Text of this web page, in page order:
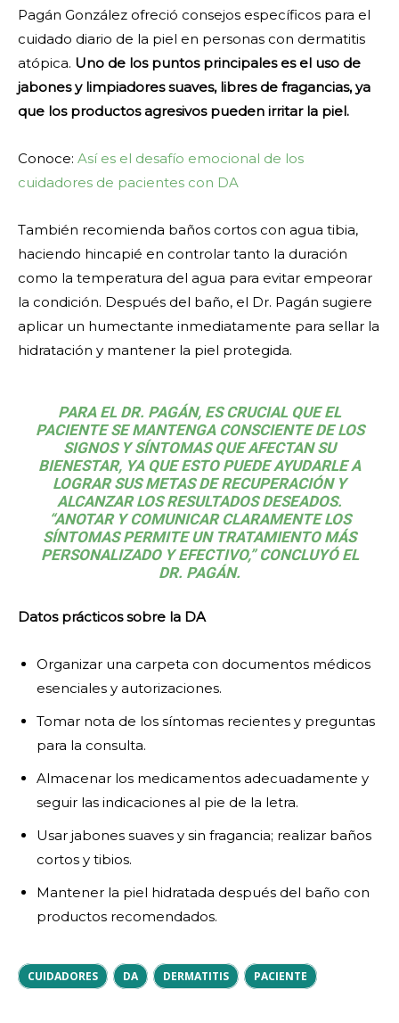
Pagán González ofreció consejos específicos para el
cuidado diario de la piel en personas con dermatitis
atópica. Uno de los puntos principales es el uso de
jabones y limpiadores suaves, libres de fragancias, ya
que los productos agresivos pueden irritar la piel.
Conoce: Así es el desafío emocional de los
cuidadores de pacientes con DA
También recomienda baños cortos con agua tibia,
haciendo hincapié en controlar tanto la duración
como la temperatura del agua para evitar empeorar
la condición. Después del baño, el Dr. Pagán sugiere
aplicar un humectante inmediatamente para sellar la
hidratación y mantener la piel protegida.
PARA EL DR. PAGÁN, ES CRUCIAL QUE EL
PACIENTE SE MANTENGA CONSCIENTE DE LOS
SIGNOS Y SÍNTOMAS QUE AFECTAN SU
BIENESTAR, YA QUE ESTO PUEDE AYUDARLE A
LOGRAR SUS METAS DE RECUPERACIÓN Y
ALCANZAR LOS RESULTADOS DESEADOS.
“ANOTAR Y COMUNICAR CLARAMENTE LOS
SÍNTOMAS PERMITE UN TRATAMIENTO MÁS
PERSONALIZADO Y EFECTIVO,” CONCLUYÓ EL
DR. PAGÁN.
Datos prácticos sobre la DA
Organizar una carpeta con documentos médicos
esenciales y autorizaciones.
Tomar nota de los síntomas recientes y preguntas
para la consulta.
Almacenar los medicamentos adecuadamente y
seguir las indicaciones al pie de la letra.
Usar jabones suaves y sin fragancia; realizar baños
cortos y tibios.
Mantener la piel hidratada después del baño con
productos recomendados.
CUIDADORES DA DERMATITIS PACIENTE